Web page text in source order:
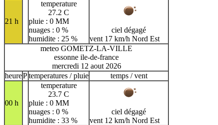
21 h
temperature
27.2 C
pluie : 0 MM
nuages : 0 %
humidite : 25 %
ciel dégagé
vent 17 km/h Nord Est
meteo GOMETZ-LA-VILLE
essonne ile-de-france
mercredi 12 aout 2026
heurePtemperatures / pluie temps / vent
00 h
temperature
23.7 C
pluie : 0 MM
nuages : 0 %
humidite : 33 %
ciel dégagé
vent 12 km/h Nord Est